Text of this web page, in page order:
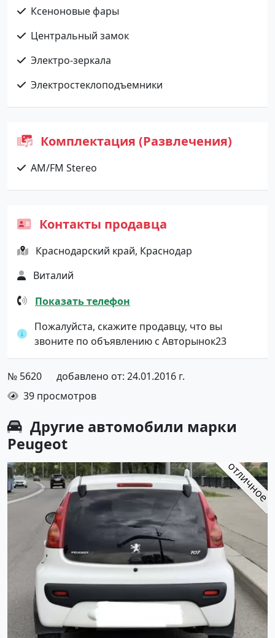
Ксеноновые фары
Центральный замок
Электро-зеркала
Электростеклоподъемники
Комплектация (Развлечения)
AM/FM Stereo
Контакты продавца
Краснодарский край, Краснодар
Виталий
Показать телефон
Пожалуйста, скажите продавцу, что вы
звоните по объявлению с Авторынок23
№ 5620
добавлено от: 24.01.2016 г.
39 просмотров
Другие автомобили марки
Peugeot